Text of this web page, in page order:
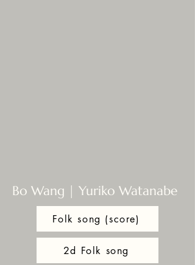
Bo Wang | Yuriko Watanabe
Folk song (score)
2d Folk song